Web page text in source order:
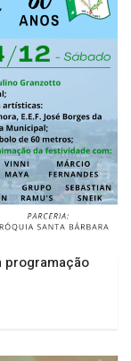
programação